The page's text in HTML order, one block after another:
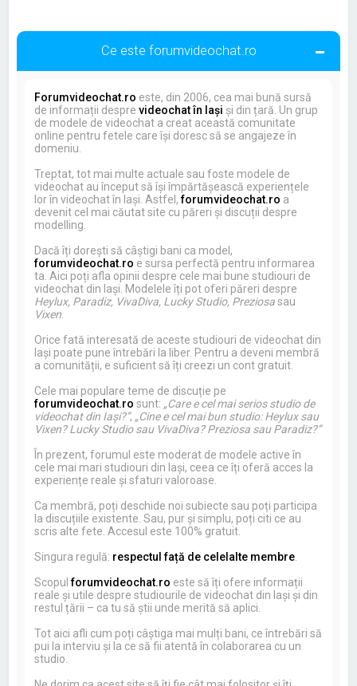
Ce este forumvideochat.ro
Forumvideochat.ro este, din 2006, cea mai bună sursă
de informații desprevideochat în Iași și din țară. Un grup
de modele de videochat a creat această comunitate
online pentru fetele care își doresc să se angajeze în
domeniu.
Treptat, tot mai multe actuale sau foste modele de
videochat au început să își împărtășească experiențele
lor în videochat în Iași. Astfel,forumvideochat.ro a
devenit cel mai căutat site cu păreri și discuții despre
modelling.
Dacă îți dorești să câștigi bani ca model,
forumvideochat.ro e sursa perfectă pentru informarea
ta. Aici poți afla opinii despre cele mai bune studiouri de
videochat din Iași. Modelele îți pot oferi păreri despre
Heylux, Paradiz, VivaDiva, Lucky Studio, Preziosasau
Vixen
Orice fată interesată de aceste studiouri de videochat din
Iași poate pune întrebări la liber. Pentru a deveni membră
a comunității, e suficient să îți creezi un cont gratuit.
Cele mai populare teme de discuție pe
forumvideochat.ro sunt: „Care e cel mai serios studio de
videochat din Iași?”, „Cine e cel mai bun studio: Heylux sau
Vixen? Lucky Studio sau VivaDiva? Preziosa sau Paradiz?”
În prezent, forumul este moderat de modele active în
cele mai mari studiouri din Iași, ceea ce îți oferă acces la
experiențe reale și sfaturi valoroase.
Ca membră, poți deschide noi subiecte sau poți participa
la discuțiile existente. Sau, pur și simplu, poți citi ce au
scris alte fete. Accesul este 100% gratuit.
Singura regulă: respectul față de celelalte membre
Scopulforumvideochat.ro este să îți ofere informații
reale și utile despre studiourile de videochat din Iași și din
restul țării – ca tu să știi unde merită să aplici.
Tot aici afli cum poți câștiga mai mulți bani, ce întrebări să
pui la interviu și la ce să fii atentă în colaborarea cu un
studio.